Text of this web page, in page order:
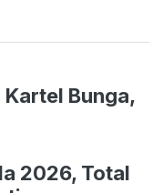
Bunga,
2026, Total